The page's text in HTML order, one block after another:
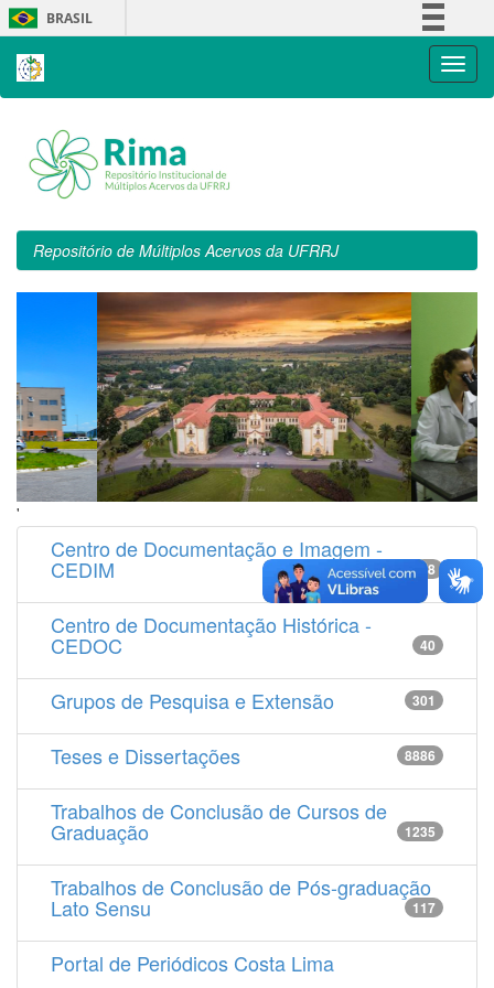
Skip
navigation
BRASIL
Repositório de Múltiplos Acervos da UFRRJ
'
Centro de Documentação e Imagem -
CEDIM 14538
Centro de Documentação Histórica -
CEDOC 40
Grupos de Pesquisa e Extensão 301
Teses e Dissertações 8886
Trabalhos de Conclusão de Cursos de
Graduação 1235
Trabalhos de Conclusão de Pós-graduação
Lato Sensu 117
Portal de Periódicos Costa Lima